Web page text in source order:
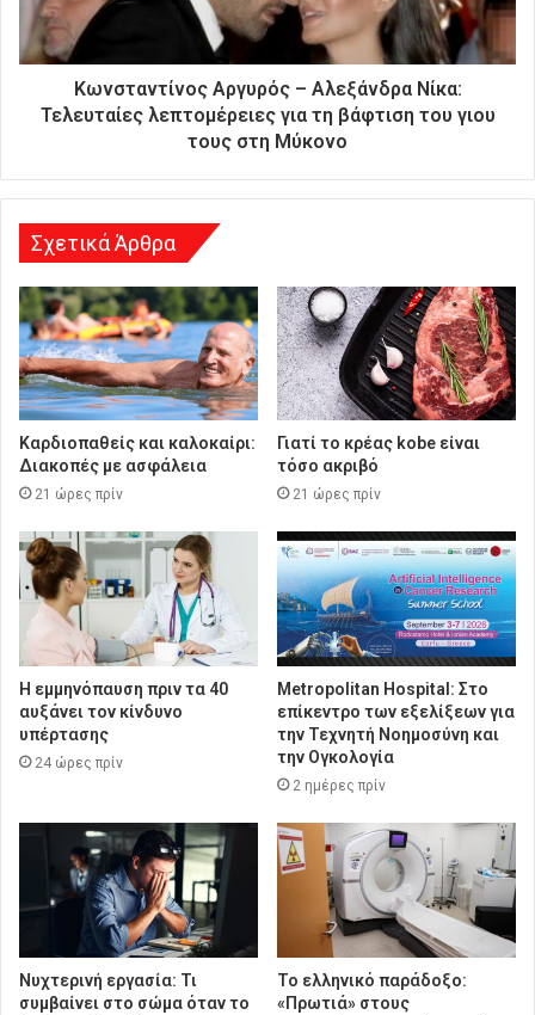
ι
ν
Κωνσταντίνος Αργυρός – Αλεξάνδρα Νίκα:
Τελευταίες λεπτομέρειες για τη βάφτιση του γιου
τους στη Μύκονο
Σχετικά Άρθρα
Καρδιοπαθείς και καλοκαίρι:
Διακοπές με ασφάλεια
21 ώρες πρίν
Γιατί το κρέας kobe είναι
τόσο ακριβό
21 ώρες πρίν
Η εμμηνόπαυση πριν τα 40
αυξάνει τον κίνδυνο
υπέρτασης
24 ώρες πρίν
Metropolitan Hospital: Στο
επίκεντρο των εξελίξεων για
την Τεχνητή Νοημοσύνη και
την Ογκολογία
2 ημέρες πρίν
Νυχτερινή εργασία: Τι
συμβαίνει στο σώμα όταν το
Το ελληνικό παράδοξο:
«Πρωτιά» στους